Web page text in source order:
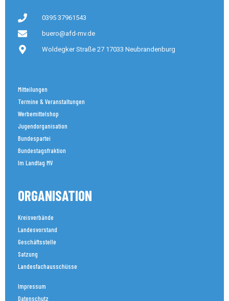
0395 37961543
buero@afd-mv.de
Woldegker Straße 27 17033 Neubrandenburg
Mitteilungen
Termine & Veranstaltungen
Werbemittelshop
Jugendorganisation
Bundespartei
Bundestagsfraktion
Im Landtag MV
ORGANISATION
Kreisverbände
Landesvorstand
Geschäftsstelle
Satzung
Landesfachausschüsse
Impressum
Datenschutz